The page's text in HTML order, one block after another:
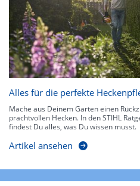
Alles für die perfekte
Mache aus Deinem Garten einen
prachtvollen Hecken. In den STIHL
findest Du alles, was Du wissen musst.
Artikel ansehen